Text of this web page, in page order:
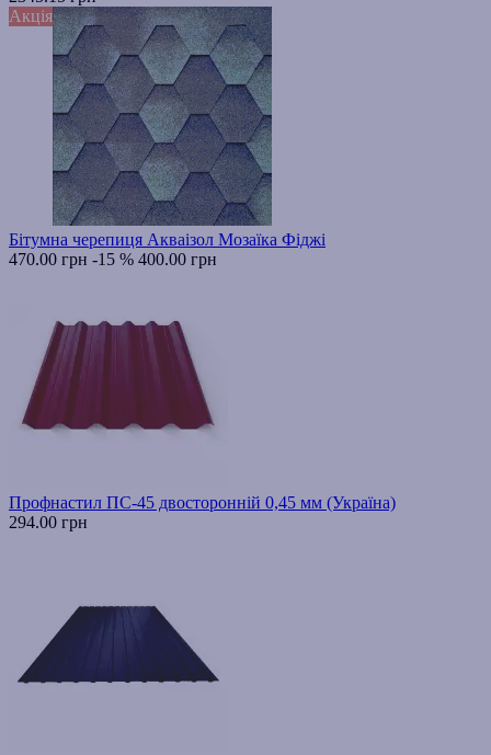
Акція
Бітумна черепиця Акваізол Мозаїка Фіджі
470.00 грн -15 % 400.00 грн
Профнастил ПС-45 двосторонній 0,45 мм (Україна)
294.00 грн